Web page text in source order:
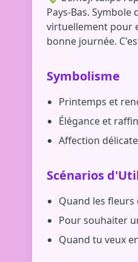
Pays-Bas.
virtuellement pour
bonne journée.
Symbolisme
Printemps et
Élégance et
Affection délicate
Scénarios
Quand les fleurs
Pour souhaiter
Quand tu veux